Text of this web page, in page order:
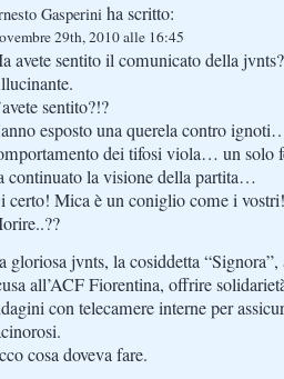
Gasperini ha scritto:
29th, 2010 alle 16:45
avete sentito il comunicato della
sentito?!?
esposto una querela contro
dei tifosi viola… un solo
continuato la visione della partita…
certo! Mica è un coniglio come i
gloriosa jvnts, la cosiddetta
all’ACF Fiorentina, offrire
con telecamere interne per
cosa doveva fare.